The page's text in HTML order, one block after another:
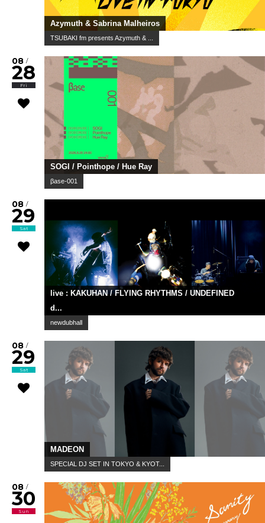
Azymuth & Sabrina Malheiros
TSUBAKI fm presents Azymuth & ...
08 /
28
Fri
SOGI / Pointhope / Hue Ray
βase-001
08 /
29
Sat
live : KAKUHAN / FLYING RHYTHMS / UNDEFINED
d...
newdubhall
08 /
29
Sat
MADEON
SPECIAL DJ SET IN TOKYO & KYOT...
08 /
30
Sun